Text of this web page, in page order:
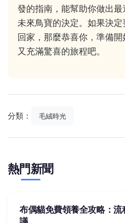
發的指南，能幫助你做出
未來鳥寶的決定。如果決
回家，那麼恭喜你，準備
又充滿驚喜的旅程吧。
分類： 毛絨時光
熱門新聞
布偶貓免費領養全攻略：